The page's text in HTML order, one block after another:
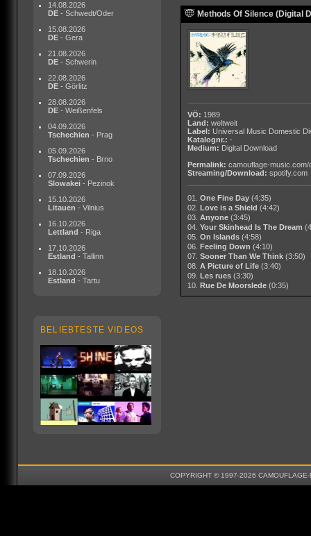
14.08.2026
DE - Schwedt/Oder
15.08.2026
DE - Gera
21.08.2026
DE - Schwerin
22.08.2026
DE - Görlitz
28.08.2026
DE - Weißenfels
04.09.2026
Tschechien - Prag
05.09.2026
Tschechien - Brno
07.09.2026
Slowakei - Pezinok
15.10.2026
Litauen - Vilnius
16.10.2026
Lettland - Riga
17.10.2026
Estland - Tallinn
18.10.2026
Estland - Tartu
BELIEBTESTE VIDEOS
Methods Of Silence (Digital
VÖ: 1989
Land: weltweit
Label: Universal Music Domestic
Katalognr.: -
Medium: Digital Download
Permalink: camouflage-music.com/
Streaming/Download: spotify.com
01. One Fine Day (4:35)
02.
Love is a Shield (4:42)
03. Anyone (3:45)
04. Your Skinhead Is The Dream
05. On Islands (4:58)
06.
Feeling Down (4:10)
07. Sooner Than We Think (3:50)
08. A Picture of Life (3:40)
09.
Les rues (3:30)
10.
Rue De Moorslede (0:35)
COPYRIGHT © 1997-2026 CAMOUFLAGE-